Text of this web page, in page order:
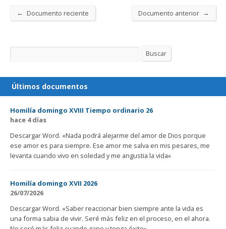
← Documento reciente Documento anterior →
Buscar Buscar
Últimos documentos
Homilía domingo XVIII Tiempo ordinario 26
hace 4 días
Descargar Word. «Nada podrá alejarme del amor de Dios porque
ese amor es para siempre. Ese amor me salva en mis pesares, me
levanta cuando vivo en soledad y me angustia la vida»
Homilía domingo XVII 2026
26/07/2026
Descargar Word. «Saber reaccionar bien siempre ante la vida es
una forma sabia de vivir. Seré más feliz en el proceso, en el ahora.